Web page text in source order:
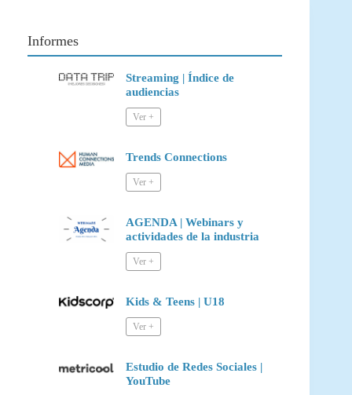
Informes
Streaming | Índice de
audiencias
Trends Connections
AGENDA | Webinars y
actividades de la industria
Kids & Teens | U18
Estudio de Redes Sociales |
YouTube